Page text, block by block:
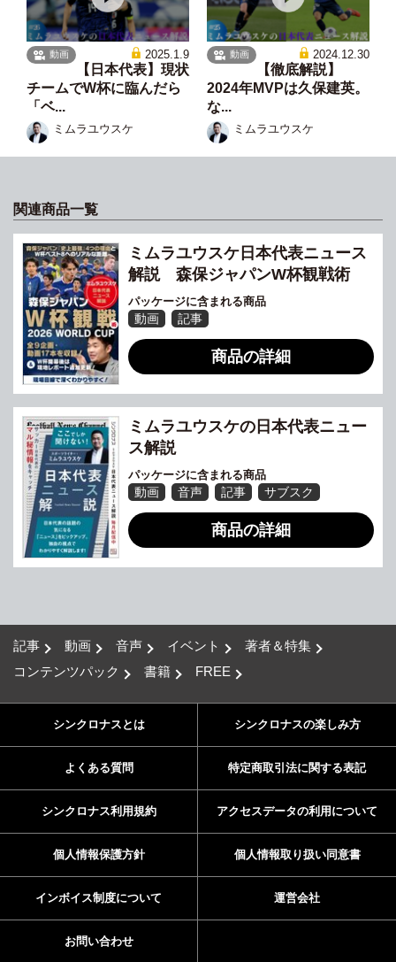
動画 2025.1.9
【日本代表】現状
チームでW杯に臨んだら
「ベ...
ミムラユウスケ
動画 2024.12.30
【徹底解説】
2024年MVPは久保建英。
な...
ミムラユウスケ
関連商品一覧
ミムラユウスケ日本代表ニュース
解説 森保ジャパンW杯観戦術
パッケージに含まれる商品
動画 記事
商品の詳細
ミムラユウスケの日本代表ニュー
ス解説
パッケージに含まれる商品
動画 音声 記事 サブスク
商品の詳細
記事 動画 音声 イベント
著者＆特集
コンテンツパック
書籍 FREE
シンクロナスとは シンクロナスの楽しみ方
よくある質問 特定商取引法に関する表記
シンクロナス利用規約 アクセスデータの利用について
個人情報保護方針 個人情報取り扱い同意書
インボイス制度について 運営会社
お問い合わせ